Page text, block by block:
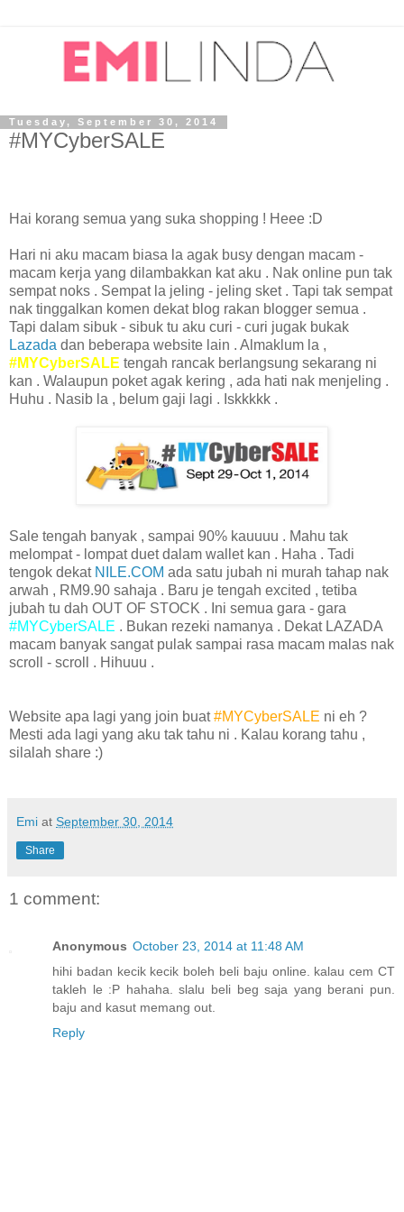
Tuesday, September 30, 2014
#MYCyberSALE
Hai korang semua yang suka shopping ! Heee :D
Hari ni aku macam biasa la agak busy dengan macam -
macam kerja yang dilambakkan kat aku . Nak online pun tak
sempat noks . Sempat la jeling - jeling sket . Tapi tak sempat
nak tinggalkan komen dekat blog rakan blogger semua .
Tapi dalam sibuk - sibuk tu aku curi - curi jugak bukak
Lazada dan beberapa website lain . Almaklum la ,
#MYCyberSALE tengah rancak berlangsung sekarang ni
kan . Walaupun poket agak kering , ada hati nak menjeling .
Huhu . Nasib la , belum gaji lagi . Iskkkkk .
Sale tengah banyak , sampai 90% kauuuu . Mahu tak
melompat - lompat duet dalam wallet kan . Haha . Tadi
tengok dekat NILE.COM ada satu jubah ni murah tahap nak
arwah , RM9.90 sahaja . Baru je tengah excited , tetiba
jubah tu dah OUT OF STOCK . Ini semua gara - gara
#MYCyberSALE . Bukan rezeki namanya . Dekat LAZADA
macam banyak sangat pulak sampai rasa macam malas nak
scroll - scroll . Hihuuu .
Website apa lagi yang join buat#MYCyberSALE ni eh ?
Mesti ada lagi yang aku tak tahu ni . Kalau korang tahu ,
silalah share :)
Emi at September 30, 2014
Share
1 comment:
Anonymous October 23, 2014 at 11:48 AM
hihi badan kecik kecik boleh beli baju online. kalau cem CT
takleh le :P hahaha. slalu beli beg saja yang berani pun.
baju and kasut memang out.
Reply